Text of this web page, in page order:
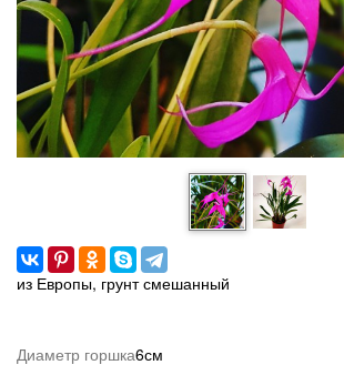
из Европы, грунт смешанный
Диаметр горшка6см